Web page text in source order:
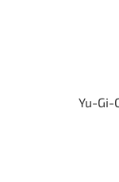
Yu-Gi-